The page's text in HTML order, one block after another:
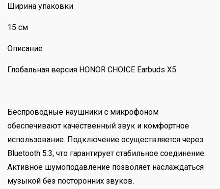
Ширина упаковки
15 см
Описание
Глобальная версия HONOR CHOICE Earbuds X5.
Беспроводные наушники с микрофоном
обеспечивают качественный звук и комфортное
использование. Подключение осуществляется через
Bluetooth 5.3, что гарантирует стабильное соединение.
Активное шумоподавление позволяет наслаждаться
музыкой без посторонних звуков.